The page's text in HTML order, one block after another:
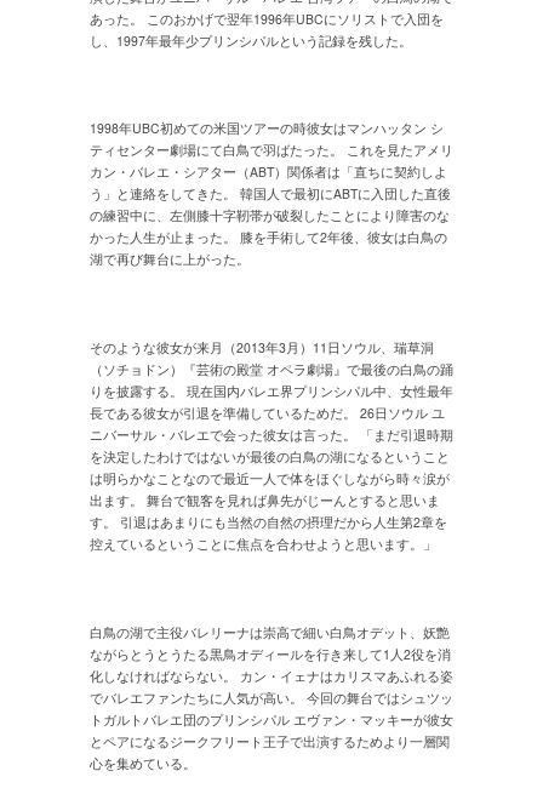
あった。 このおかげで翌年1996年UBCにソリストで入団を
し、1997年最年少プリンシパルという記録を残した。
1998年UBC初めての米国ツアーの時彼女はマンハッタン シ
ティセンター劇場にて白鳥で羽ばたった。 これを見たアメリ
カン・バレエ・シアター（ABT）関係者は「直ちに契約しよ
う」と連絡をしてきた。 韓国人で最初にABTに入団した直後
の練習中に、左側膝十字靭帯が破裂したことにより障害のな
かった人生が止まった。 膝を手術して2年後、彼女は白鳥の
湖で再び舞台に上がった。
そのような彼女が来月（2013年3月）11日ソウル、瑞草洞
（ソチョドン）『芸術の殿堂 オペラ劇場』で最後の白鳥の踊
りを披露する。 現在国内バレエ界プリンシパル中、女性最年
長である彼女が引退を準備しているためだ。 26日ソウル ユ
ニバーサル・バレエで会った彼女は言った。 「まだ引退時期
を決定したわけではないが最後の白鳥の湖になるということ
は明らかなことなので最近一人で体をほぐしながら時々涙が
出ます。 舞台で観客を見れば鼻先がじーんとすると思いま
す。 引退はあまりにも当然の自然の摂理だから人生第2章を
控えているということに焦点を合わせようと思います。」
白鳥の湖で主役バレリーナは崇高で細い白鳥オデット、妖艶
ながらとうとうたる黒鳥オディールを行き来して1人2役を消
化しなければならない。 カン・イェナはカリスマあふれる姿
でバレエファンたちに人気が高い。 今回の舞台ではシュツッ
トガルトバレエ団のプリンシパル エヴァン・マッキーが彼女
とペアになるジークフリート王子で出演するためより一層関
心を集めている。